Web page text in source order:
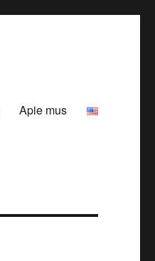
Apie mus